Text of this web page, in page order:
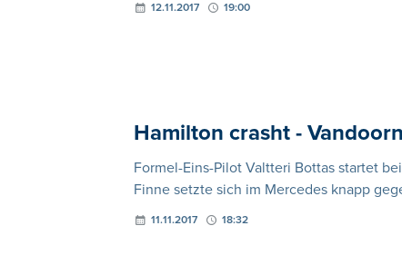
12.11.2017 19:00
Hamilton crasht -
Formel-Eins-Pilot Valtteri Bottas startet
Finne setzte sich im Mercedes knapp
11.11.2017 18:32